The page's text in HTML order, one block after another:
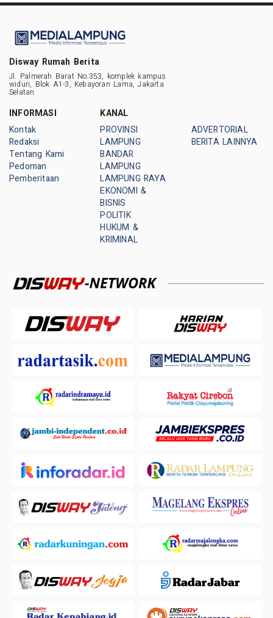
Disway Rumah Berita
Jl. Palmerah Barat No.353, komplek kampus
widuri, Blok A1-3, Kebayoran Lama, Jakarta
Selatan
INFORMASI
Kontak
Redaksi
Tentang Kami
Pedoman
Pemberitaan
KANAL
PROVINSI
LAMPUNG
BANDAR
LAMPUNG
LAMPUNG RAYA
EKONOMI &
BISNIS
POLITIK
HUKUM &
KRIMINAL
ADVERTORIAL
BERITA LAINNYA